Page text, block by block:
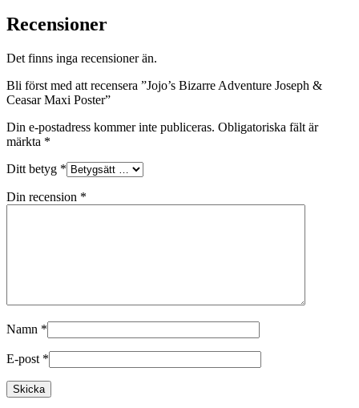
Recensioner
Det finns inga recensioner än.
Bli först med att recensera ”Jojo’s Bizarre Adventure Joseph &
Ceasar Maxi Poster”
Din e-postadress kommer inte publiceras. Obligatoriska fält är
märkta *
Ditt betyg *
Din recension *
Namn *
E-post *